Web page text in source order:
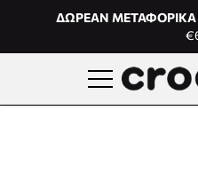
Μετάβαση στο περιεχόμενο
ΔΩΡΕΑΝ ΜΕΤΑΦΟΡΙΚΑ